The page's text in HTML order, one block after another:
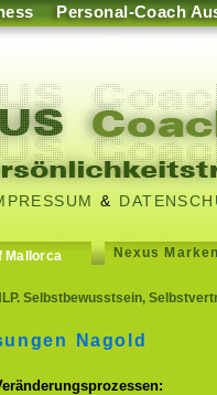
Personal-Coach
&
Mallorca Nexus Marken
Selbstbewusstsein,
Nagold